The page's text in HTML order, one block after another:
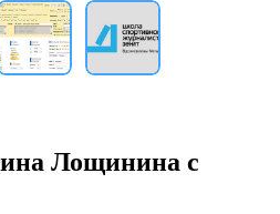
Лощинина с